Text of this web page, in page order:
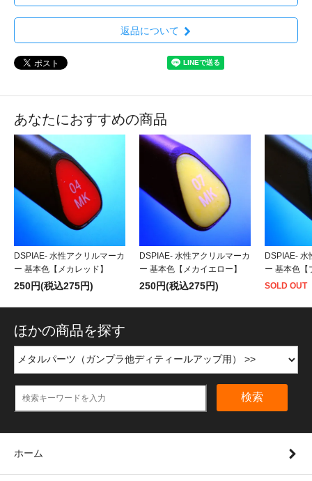
返品について
あなたにおすすめの商品
DSPIAE- 水性アクリルマーカ
ー 基本色【メカレッド】
250円(税込275円)
DSPIAE- 水性アクリルマーカ
ー 基本色【メカイエロー】
250円(税込275円)
DSPIAE- 水
ー 基本色【
SOLD OUT
ほかの商品を探す
検索
ホーム